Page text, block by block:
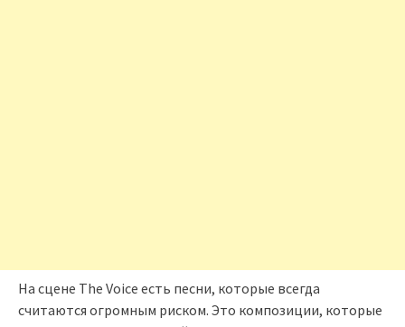
На сцене The Voice есть песни, которые всегда
считаются огромным риском. Это композиции, которые